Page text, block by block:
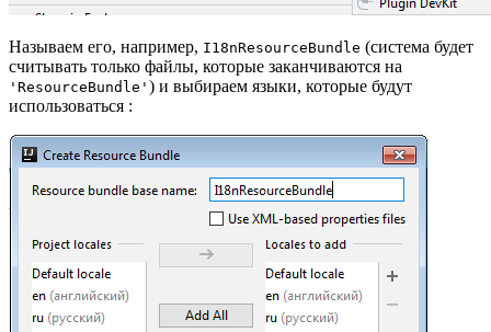
Называем его, например, I18nResourceBundle (система будет
считывать только файлы, которые заканчиваются на
'ResourceBundle' ) и выбираем языки, которые будут
использоваться :